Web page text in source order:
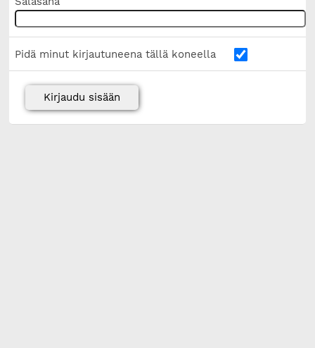
Pidä minut kirjautuneena tällä koneella